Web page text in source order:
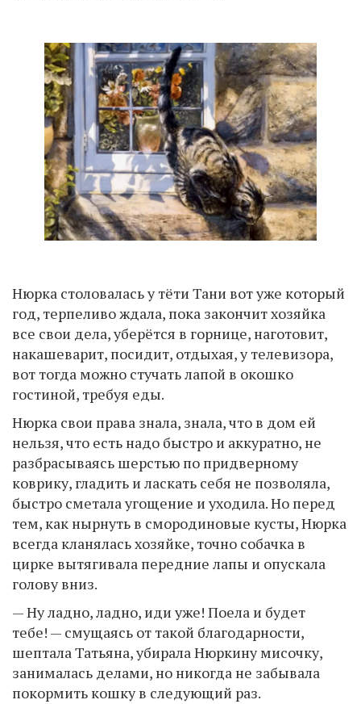
Нюрка столовалась у тёти Тани вот уже который
год, терпеливо ждала, пока закончит хозяйка
все свои дела, уберётся в горнице, наготовит,
накашеварит, посидит, отдыхая, у телевизора,
вот тогда можно стучать лапой в окошко
гостиной, требуя еды.
Нюрка свои права знала, знала, что в дом ей
нельзя, что есть надо быстро и аккуратно, не
разбрасываясь шерстью по придверному
коврику, гладить и ласкать себя не позволяла,
быстро сметала угощение и уходила. Но перед
тем, как нырнуть в смородиновые кусты, Нюрка
всегда кланялась хозяйке, точно собачка в
цирке вытягивала передние лапы и опускала
голову вниз.
— Ну ладно, ладно, иди уже! Поела и будет
тебе! — смущаясь от такой благодарности,
шептала Татьяна, убирала Нюркину мисочку,
занималась делами, но никогда не забывала
покормить кошку в следующий раз.